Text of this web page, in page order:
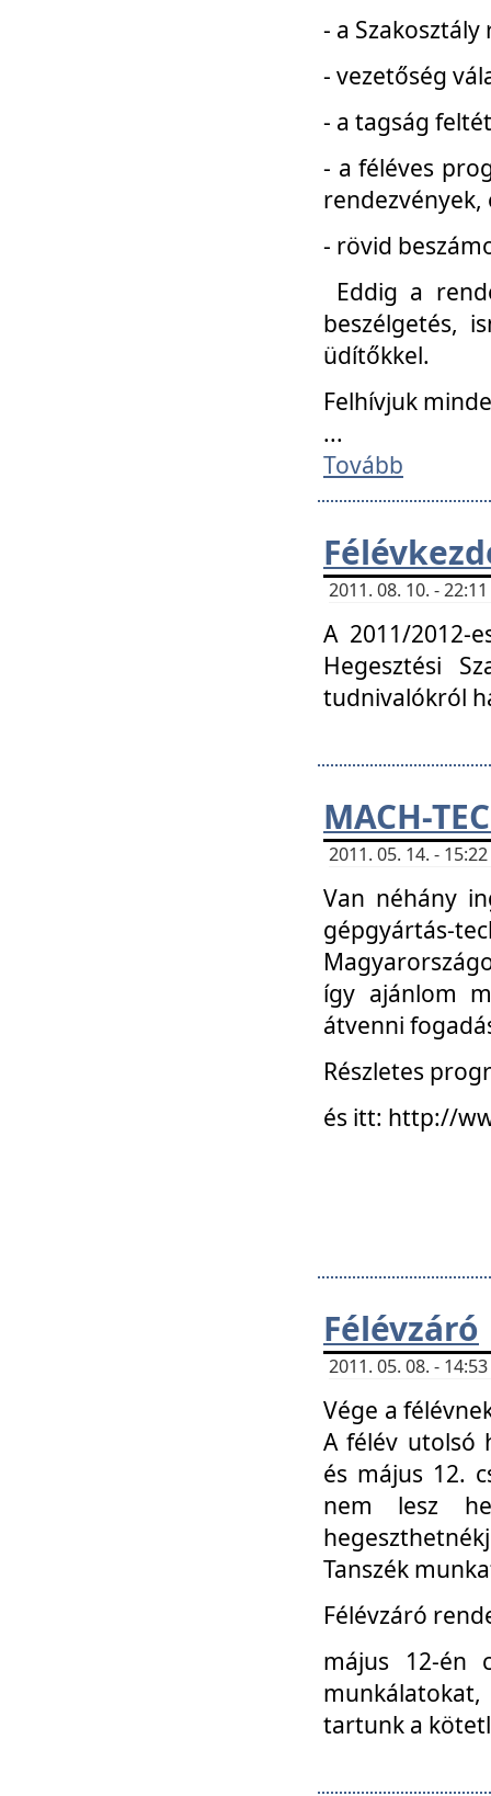
- a
- vezetőség
- a tagság
- a féléves
- rövid
Eddig a
beszélgetés,
üdítőkkel.
Felhívjuk
...
Tovább
2011. 08. 10. -
A 2011/2012-
Hegesztési
tudnivalókról
MACH-
2011. 05. 14. -
Van néhány
gépgyártás-
így ajánlom
átvenni
Részletes
és itt: http://
Félévzáró
2011. 05. 08. -
Vége a
A félév utolsó
és május 12.
nem lesz
Tanszék
Félévzáró
május 12-én
tartunk a